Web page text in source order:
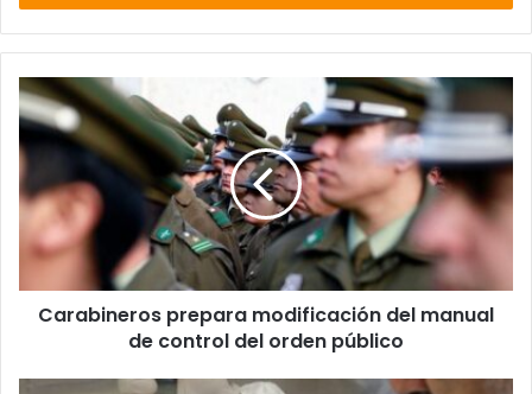
Carabineros
prepara
modificación
del
manual
de
control
del
orden
público
Carabineros prepara modificación del manual
de control del orden público